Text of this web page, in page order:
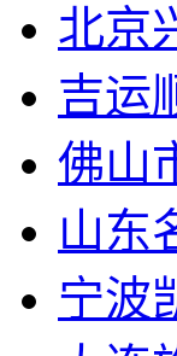
北京
吉运
佛山
山东
宁波